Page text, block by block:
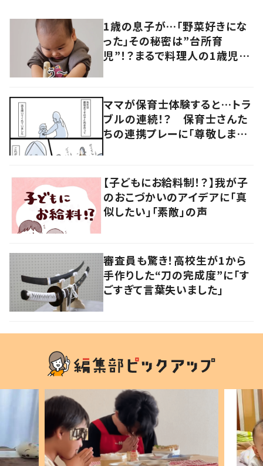
1歳の息子が…「野菜好きにな
った」その秘密は”台所育
児”！？まるで料理人の1歳児に
ママが保育士体験すると…トラ
ブルの連続！？ 保育士さんた
ちの連携プレーに「尊敬します」
【子どもにお給料制！？】我が子
のおこづかいのアイデアに「真
似したい」「素敵」の声
審査員も驚き！高校生が1から
手作りした“刀の完成度”に「す
ごすぎて言葉失いました」